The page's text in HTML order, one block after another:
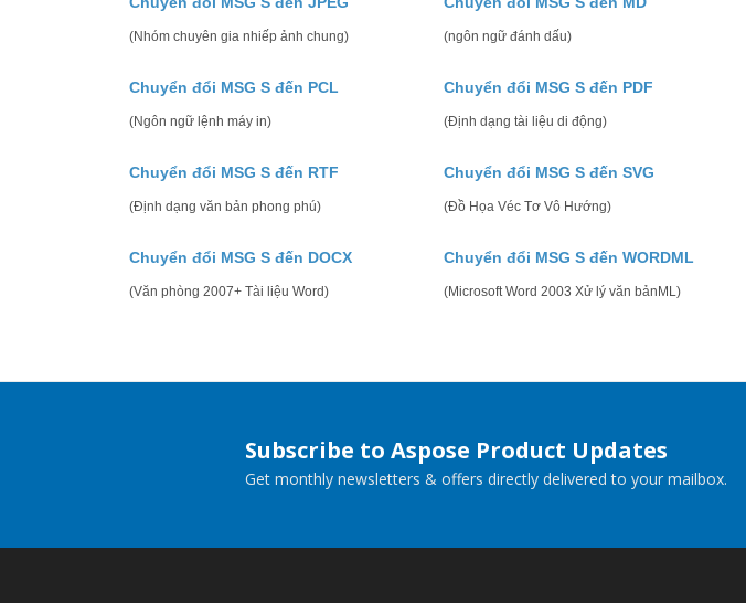
(Nhóm chuyên gia nhiếp ảnh chung) (ngôn ngữ đánh dấu)
Chuyển đổi MSG S đến PCL
(Ngôn ngữ lệnh máy in)
Chuyển đổi MSG S đến PDF
(Định dạng tài liệu di động)
Chuyển đổi MSG S đến RTF
(Định dạng văn bản phong phú)
Chuyển đổi MSG S đến SVG
(Đồ Họa Véc Tơ Vô Hướng)
Chuyển đổi MSG S đến DOCX
(Văn phòng 2007+ Tài liệu Word)
Chuyển đổi MSG S đến WORDML
(Microsoft Word 2003 Xử lý văn bảnML)
Subscribe to Aspose Product Updates
Get monthly newsletters & offers directly delivered to your mailbox.